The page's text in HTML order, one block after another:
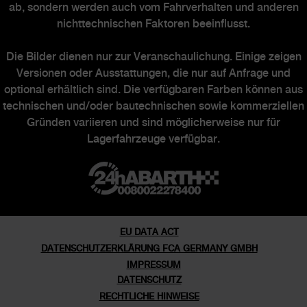
ABARTH WELT
Abarth Heritage
Markengeschichte
Abarth Officine
Ehemalige Sondermodelle
ab, sondern werden auch vom Fahrverhalten und anderen
nichttechnischen Faktoren beeinflusst.
Die Bilder dienen nur zur Veranschaulichung. Einige zeigen
Versionen oder Ausstattungen, die nur auf Anfrage und
optional erhältlich sind. Die verfügbaren Farben können aus
technischen und/oder bautechnischen sowie kommerziellen
Gründen variieren und sind möglicherweise nur für
Lagerfahrzeuge verfügbar.
EU DATA ACT
DATENSCHUTZERKLÄRUNG FCA GERMANY GMBH
IMPRESSUM
DATENSCHUTZ
RECHTLICHE HINWEISE